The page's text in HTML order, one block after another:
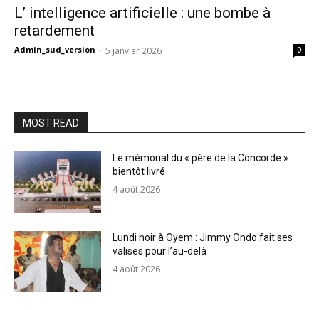
L’ intelligence artificielle : une bombe à
retardement
Admin_sud_version - 5 janvier 2026 0
MOST READ
Le mémorial du « père de la Concorde »
bientôt livré
4 août 2026
Lundi noir à Oyem : Jimmy Ondo fait ses
valises pour l’au-delà
4 août 2026